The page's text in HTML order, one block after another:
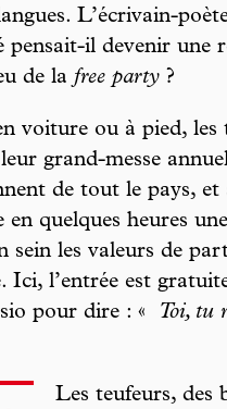
L’écrivain-
il devenir une
de la free party ?
voiture ou à pied, les
grand-messe
de tout le pays, et
quelques heures
sein les valeurs de
Ici, l’entrée est
pour dire : «
Toi, tu
Les teufeurs, des